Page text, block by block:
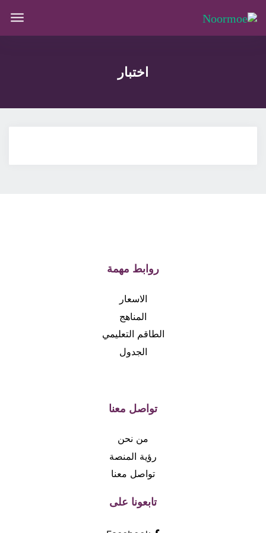
اختبار
روابط مهمة
الاسعار
المناهج
الطاقم التعليمي
الجدول
تواصل معنا
من نحن
رؤية المنصة
تواصل معنا
تابعونا على